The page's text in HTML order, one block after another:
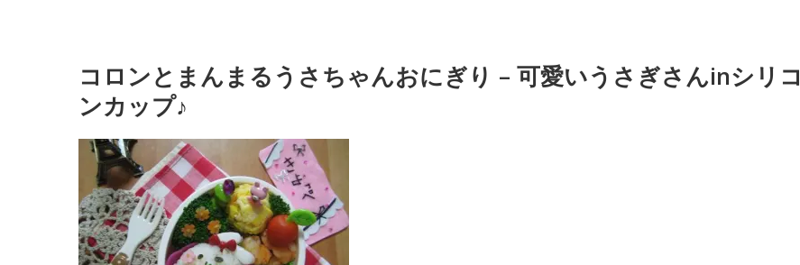
コロンとまんまるうさちゃんおにぎり – 可愛いうさぎさんinシリコ
ンカップ♪